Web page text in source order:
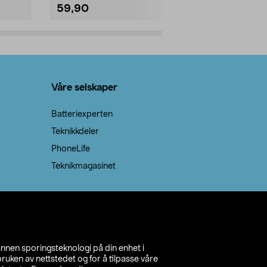
sporingsteknologi på din enhet i
av nettstedet og for å tilpasse våre
59,90
Våre selskaper
Batteriexperten
Teknikkdeler
PhoneLife
Teknikmagasinet